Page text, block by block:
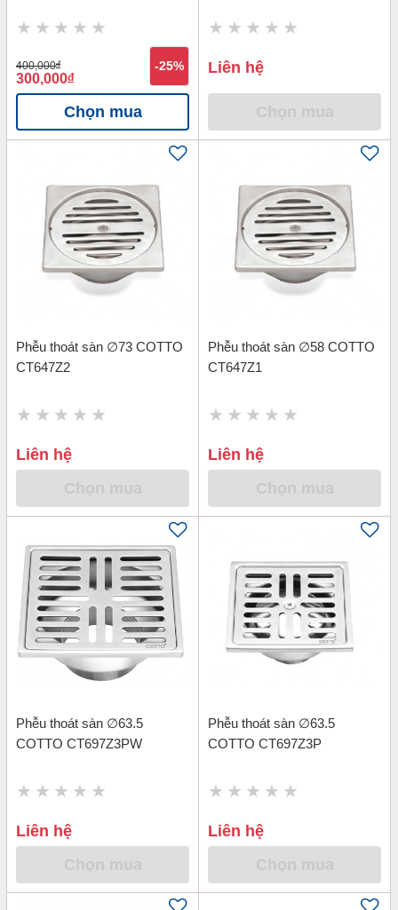
400,000đ
300,000đ
-25%
Chọn mua
Liên hệ
Phễu thoát sàn ∅73 COTTO
CT647Z2
Liên hệ
Phễu thoát sàn ∅58 COTTO
CT647Z1
Liên hệ
Phễu thoát sàn ∅63.5
COTTO CT697Z3PW
Liên hệ
Phễu thoát sàn ∅63.5
COTTO CT697Z3P
Liên hệ